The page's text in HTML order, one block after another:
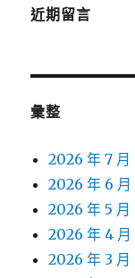
近期留言
彙整
2026 年 7 月
2026 年 6 月
2026 年 5 月
2026 年 4 月
2026 年 3 月